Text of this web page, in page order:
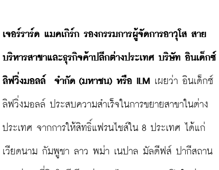
เจอร์ราร์ด แมคเกิร์ก รองกรรมการผู้จัดการอาวุโส สาย
บริหารสาขาและธุรกิจค้าปลีกต่างประเทศ บริษัท อินเด็กซ์
ลิฟวิ่งมอลล์ จำกัด (มหาชน) หรือ ILM เผยว่า อินเด็กซ์
ลิฟวิ่งมอลล์ ประสบความสำเร็จในการขยายสาขาในต่าง
ประเทศ จากการให้สิทธิ์แฟรนไชส์ใน 8 ประเทศ ได้แก่
เวียดนาม กัมพูชา ลาว พม่า เนปาล มัลดีฟส์ ปากีสถาน